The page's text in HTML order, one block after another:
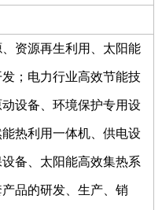
资源再生利用、太阳能
；电力行业高效节能技
设备、环境保护专用设
热利用一体机、供电设
备、太阳能高效集热系
品的研发、生产、销